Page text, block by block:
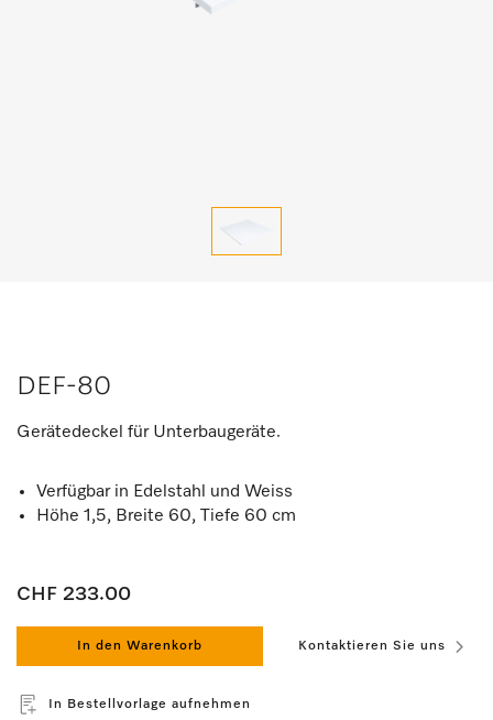
DEF-80
Gerätedeckel für Unterbaugeräte.
Verfügbar in Edelstahl und Weiss
Höhe 1,5, Breite 60, Tiefe 60 cm
CHF 233.00
In den Warenkorb Kontaktieren Sie uns
In Bestellvorlage aufnehmen